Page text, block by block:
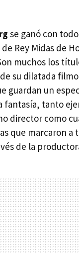
se ganó con
Rey Midas de
muchos los
su dilatada
guardan un
fantasía, tanto
director como
que marcaron a
de la